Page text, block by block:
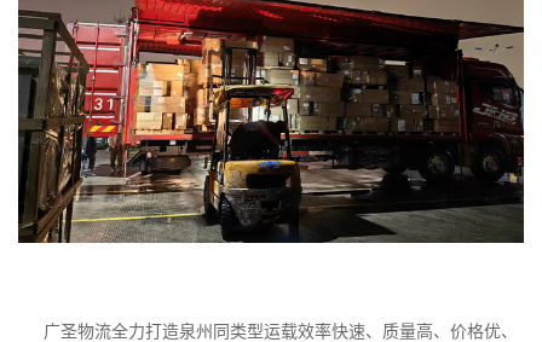
广圣物流全力打造泉州同类型运载效率快速、质量高、价格优、